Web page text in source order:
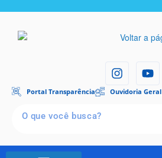
Portal Transparência Ouvidoria Geral